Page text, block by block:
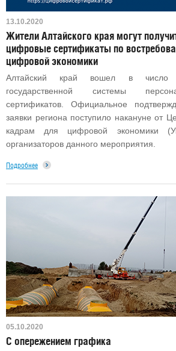
13.10.2020
Жители Алтайского края могут
цифровые сертификаты по
цифровой экономики
Алтайский край вошел в число
государственной системы
сертификатов. Официальное
заявки региона поступило накануне от
кадрам для цифровой экономики
организаторов данного мероприятия.
Подробнее
05.10.2020
С опережением графика